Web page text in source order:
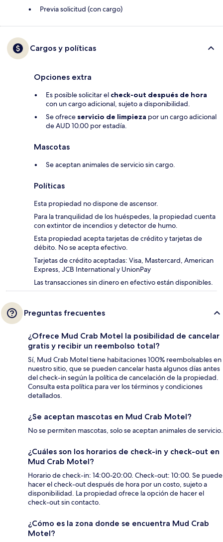
Previa solicitud (con cargo)
Cargos y políticas
Opciones extra
Es posible solicitar el check-out después de hora
con un cargo adicional, sujeto a disponibilidad.
Se ofrece servicio de limpieza por un cargo adicional
de AUD 10.00 por estadía.
Mascotas
Se aceptan animales de servicio sin cargo.
Políticas
Esta propiedad no dispone de ascensor.
Para la tranquilidad de los huéspedes, la propiedad cuenta
con extintor de incendios y detector de humo.
Esta propiedad acepta tarjetas de crédito y tarjetas de
débito. No se acepta efectivo.
Tarjetas de crédito aceptadas: Visa, Mastercard, American
Express, JCB International y UnionPay
Las transacciones sin dinero en efectivo están disponibles.
Preguntas frecuentes
¿Ofrece Mud Crab Motel la posibilidad de cancelar
gratis y recibir un reembolso total?
Sí, Mud Crab Motel tiene habitaciones 100% reembolsables en
nuestro sitio, que se pueden cancelar hasta algunos días antes
del check-in según la política de cancelación de la propiedad.
Consulta esta política para ver los términos y condiciones
detallados.
¿Se aceptan mascotas en Mud Crab Motel?
No se permiten mascotas, solo se aceptan animales de servicio.
¿Cuáles son los horarios de check-in y check-out en
Mud Crab Motel?
Horario de check-in: 14:00-20:00. Check-out: 10:00. Se puede
hacer el check-out después de hora por un costo, sujeto a
disponibilidad. La propiedad ofrece la opción de hacer el
check-out sin contacto.
¿Cómo es la zona donde se encuentra Mud Crab
Motel?